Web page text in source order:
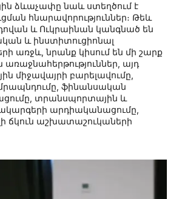
ձևաչափը նաև ստեղծում է
հնարավորություններ։ Թեև
և Ուկրաինան կանգնած են
և ինստիտուցիոնալ
առջև, նրանք կիսում են մի շարք
այդ
միջավայրի բարելավումը,
ֆինանսական
տրանսպորտային և
արդիականացումը,
ճկուն աշխատաշուկաների